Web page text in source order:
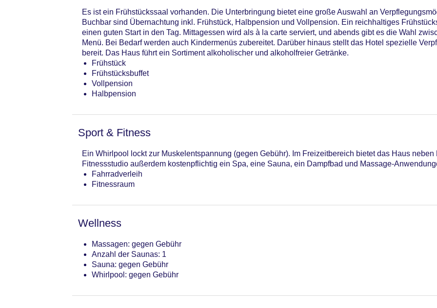
Gesamtanzahl der Zimmer: 66
Zahlungsarten: American Express, Diners Club, EC Maestro, Mastercard, Visa
Landeskategorie: 3 Sterne
Es ist ein Frühstückssaal vorhanden. Die Unterbringung bietet eine große Auswahl an
Buchbar sind Übernachtung inkl. Frühstück, Halbpension und Vollpension. Ein reichhaltiges
einen guten Start in den Tag. Mittagessen wird als à la carte serviert, und abends gibt es die Wahl
Menü. Bei Bedarf werden auch Kindermenüs zubereitet. Darüber hinaus stellt das Hotel spezielle
bereit. Das Haus führt ein Sortiment alkoholischer und alkoholfreier Getränke.
Frühstück
Frühstücksbuffet
Vollpension
Halbpension
Sport & Fitness
Ein Whirlpool lockt zur Muskelentspannung (gegen Gebühr). Im Freizeitbereich bietet das Haus
Fitnessstudio außerdem kostenpflichtig ein Spa, eine Sauna, ein Dampfbad und Massage-
Fahrradverleih
Fitnessraum
Wellness
Massagen: gegen Gebühr
Anzahl der Saunas: 1
Sauna: gegen Gebühr
Whirlpool: gegen Gebühr